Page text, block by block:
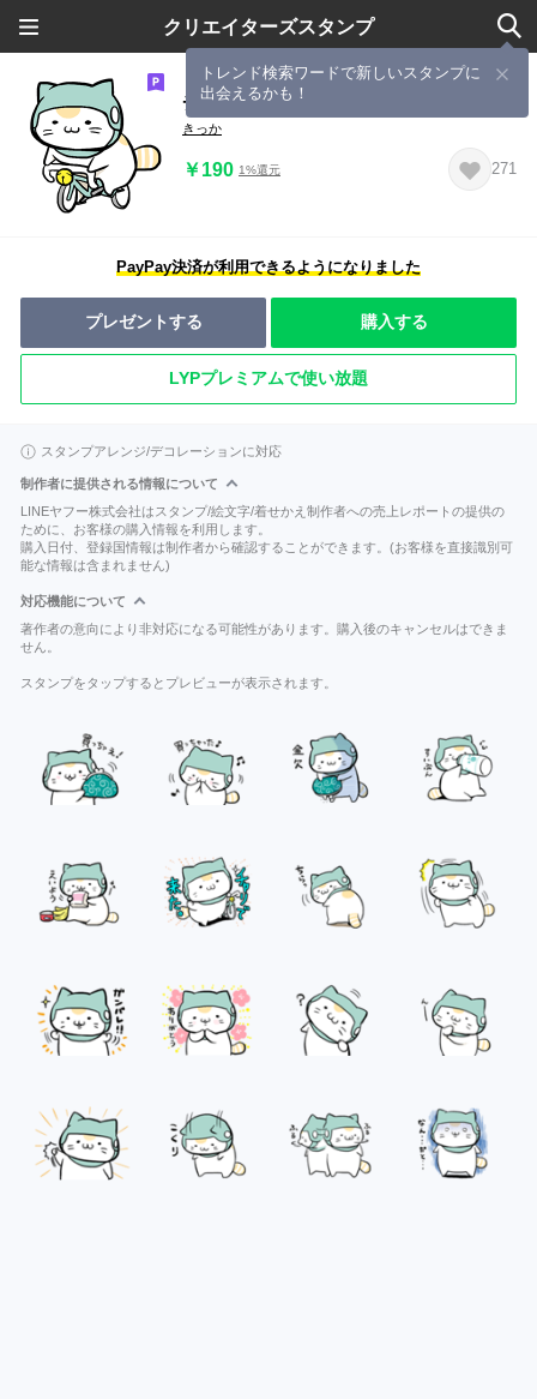
クリエイターズスタンプ
トレンド検索ワードで新しいスタンプに
出会えるかも！
チャリにゃん
きっか
￥190 1%還元 271
PayPay決済が利用できるようになりました
プレゼントする 購入する
LYPプレミアムで使い放題
スタンプアレンジ/デコレーションに対応
制作者に提供される情報について
LINEヤフー株式会社はスタンプ/絵文字/着せかえ制作者への売上レポートの提供の
ために、お客様の購入情報を利用します。
購入日付、登録国情報は制作者から確認することができます。(お客様を直接識別可
能な情報は含まれません)
対応機能について
著作者の意向により非対応になる可能性があります。購入後のキャンセルはできま
せん。
スタンプをタップするとプレビューが表示されます。